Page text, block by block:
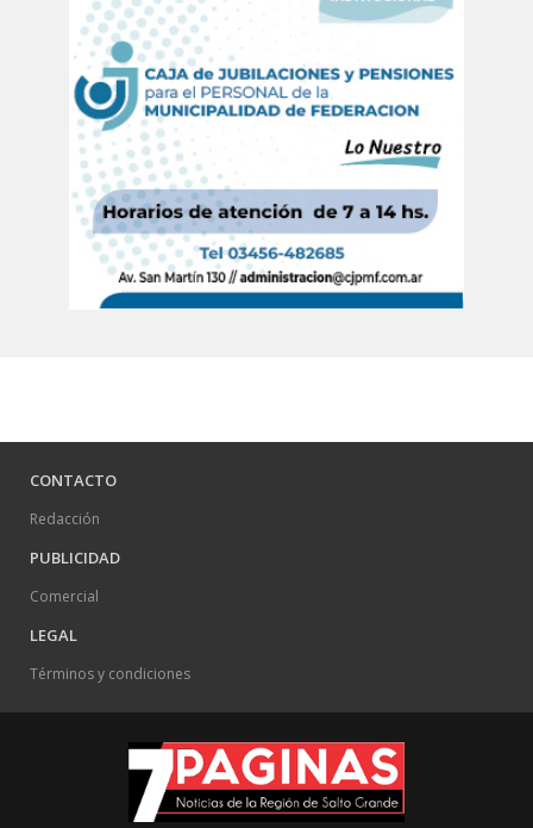
CONTACTO
Redacción
PUBLICIDAD
Comercial
LEGAL
Términos y condiciones